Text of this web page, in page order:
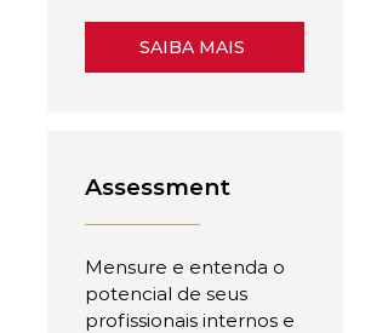
SAIBA MAIS
Assessment
Mensure e entenda o
potencial de seus
profissionais internos e